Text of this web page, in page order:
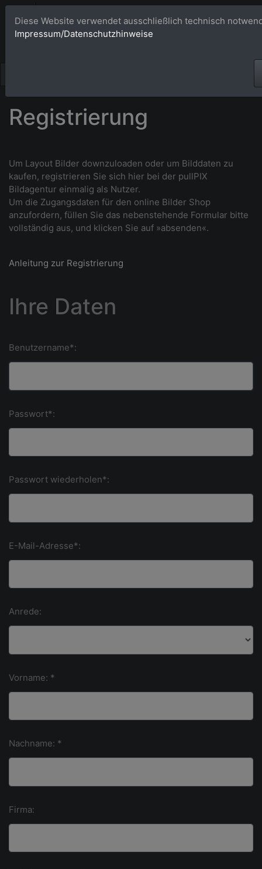
Bildagentur
Registrierung
Um Layout Bilder downzuloaden oder um Bilddaten zu
kaufen, registrieren Sie sich hier bei der pullPIX
Bildagentur einmalig als Nutzer.
Um die Zugangsdaten für den online Bilder Shop
anzufordern, füllen Sie das nebenstehende Formular bitte
vollständig aus, und klicken Sie auf »absenden«.
Anleitung zur Registrierung
Ihre Daten
Benutzername*:
Passwort*:
Passwort wiederholen*:
E-Mail-Adresse*:
Anrede:
Vorname: *
Nachname: *
Firma:
Diese Website verwendet ausschließlich technisch
Impressum/Datenschutzhinweise